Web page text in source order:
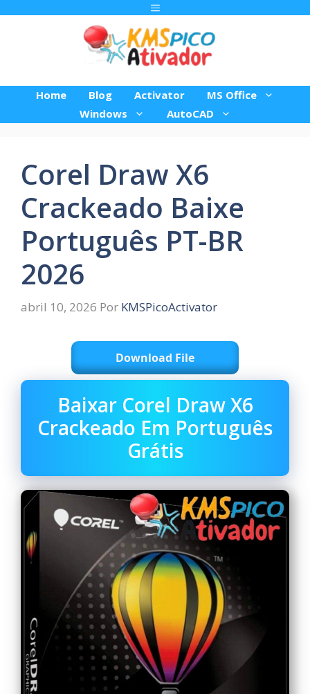
Menu
Home Blog Activator
MS Office
Windows
AutoCAD
Corel Draw X6
Crackeado Baixe
Português PT-BR
2026
abril 10, 2026 Por KMSPicoActivator
Download File
Baixar Corel Draw X6
Crackeado Em Português
Grátis